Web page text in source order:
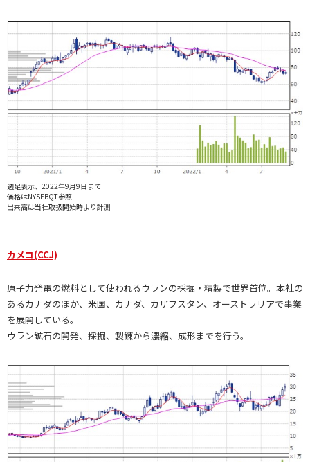
週足表示、2022年9月9日まで
価格はNYSEBQT参照
出来高は当社取扱開始時より計測
カメコ(CCJ)
原子力発電の燃料として使われるウランの採掘・精製で世界首位。本社の
あるカナダのほか、米国、カナダ、カザフスタン、オーストラリアで事業
を展開している。
ウラン鉱石の開発、採掘、製錬から濃縮、成形までを行う。